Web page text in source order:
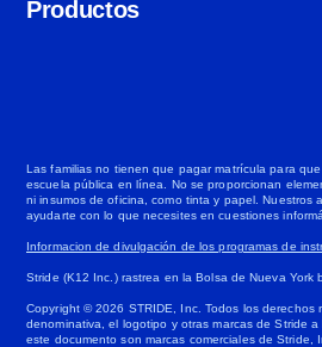
Productos
Las familias no tienen que pagar matrícula para
escuela pública en línea. No se proporcionan
ni insumos de oficina, como tinta y papel. Nuestros
ayudarte con lo que necesites en cuestiones
Informacion de divulgación de los programas de
Stride (K12 Inc.) rastrea en la Bolsa de Nueva York
Copyright © 2026 STRIDE, Inc. Todos los derechos
denominativa, el logotipo y otras marcas de Stride
este documento son marcas comerciales de Stride,